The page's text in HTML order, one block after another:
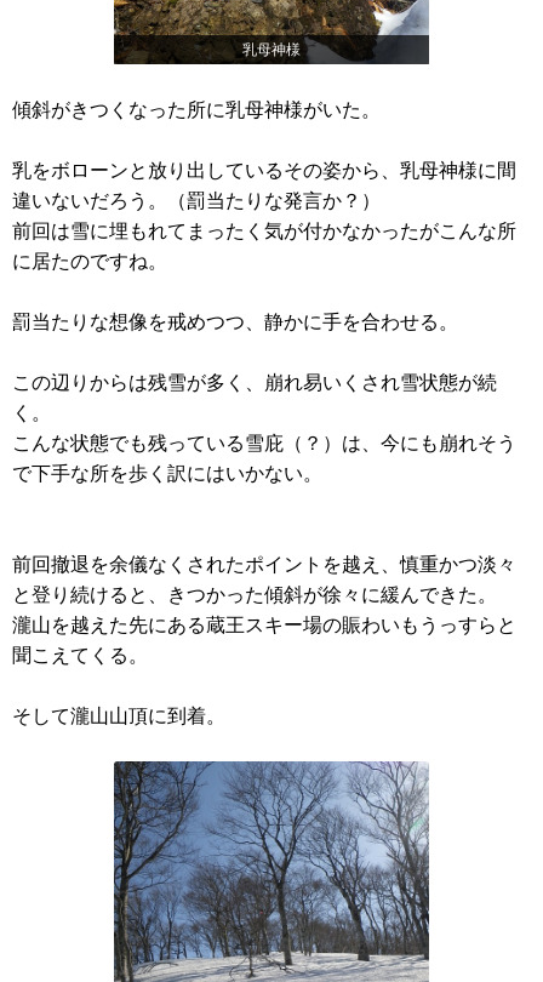
乳母神様
傾斜がきつくなった所に乳母神様がいた。
乳をボローンと放り出しているその姿から、乳母神様に間
違いないだろう。（罰当たりな発言か？）
前回は雪に埋もれてまったく気が付かなかったがこんな所
に居たのですね。
罰当たりな想像を戒めつつ、静かに手を合わせる。
この辺りからは残雪が多く、崩れ易いくされ雪状態が続
く。
こんな状態でも残っている雪庇（？）は、今にも崩れそう
で下手な所を歩く訳にはいかない。
前回撤退を余儀なくされたポイントを越え、慎重かつ淡々
と登り続けると、きつかった傾斜が徐々に緩んできた。
瀧山を越えた先にある蔵王スキー場の賑わいもうっすらと
聞こえてくる。
そして瀧山山頂に到着。